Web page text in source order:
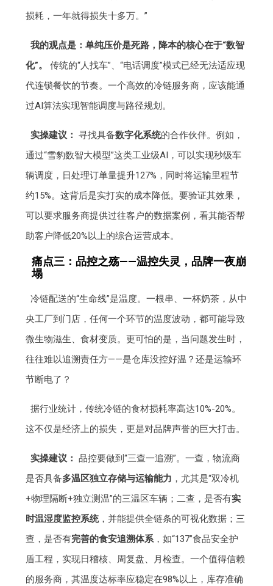
损耗，一年就得损失十多万。”
我的观点是：单纯压价是死路，降本的核心在于“数智
化”。
传统的“人找车”、“电话调度”模式已经无法适应现
代连锁餐饮的节奏。一个高效的冷链服务商，应该能通
过AI算法实现智能调度与路径规划。
实操建议： 寻找具备数字化系统的合作伙伴。例如，
通过“雪豹数智大模型”这类工业级AI，可以实现秒级车
辆调度，日处理订单量提升127%，同时将运输里程节
约15%。这背后是实打实的成本降低。要验证其效果，
可以要求服务商提供过往客户的数据案例，看其能否帮
助客户降低20%以上的综合运营成本。
痛点三：品控之殇——温控失灵，品牌一夜崩
塌
冷链配送的“生命线”是温度。一根串、一杯奶茶，从中
央工厂到门店，任何一个环节的温度波动，都可能导致
微生物滋生、食材变质。更可怕的是，当问题发生时，
往往难以追溯责任方——是仓库没控好温？还是运输环
节断电了？
据行业统计，传统冷链的食材损耗率高达10%-20%。
这不仅是经济上的损失，更是对品牌声誉的巨大打击。
实操建议： 品控要做到“三查一追溯”。一查，物流商
是否具备多温区独立存储与运输能力 ，尤其是“双冷机
+物理隔断+独立测温”的三温区车辆；二查，是否有实
时温湿度监控系统，并能提供全链条的可视化数据；三
查，是否有完善的食安追溯体系，如“137”食品安全护
盾工程，实现日稽核、周复盘、月检查。一个值得信赖
的服务商，其温度达标率应稳定在98%以上，库存准确